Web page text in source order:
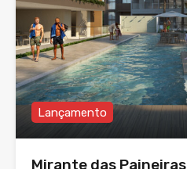
Lançamento
Mirante das Paineiras